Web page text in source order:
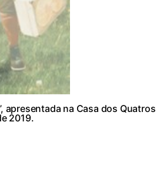
apresentada na Casa dos Quatros
2019.